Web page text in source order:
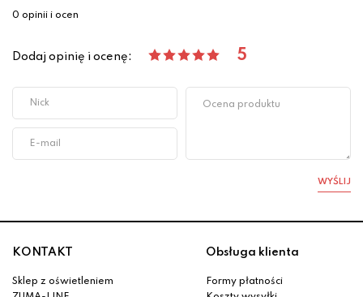
0 opinii i ocen
Dodaj opinię i ocenę: 5
WYŚLIJ
KONTAKT
Sklep z oświetleniem
Obsługa klienta
Formy płatności